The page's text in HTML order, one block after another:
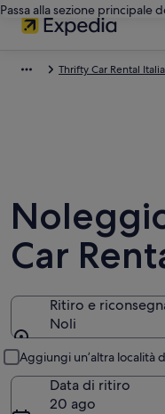
Passa alla sezione principale
Thrifty Car Rental Italia
Car
Ritiro e
Noli
Aggiungi un’altra località
Data di ritiro
20 ago